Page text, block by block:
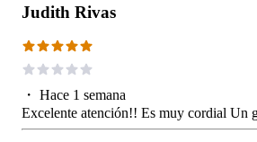
Judith Rivas
・ Hace 1 semana
Excelente atención!! Es muy cordial Un